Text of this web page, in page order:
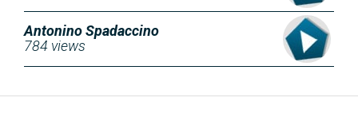
Antonino Spadaccino
784 views